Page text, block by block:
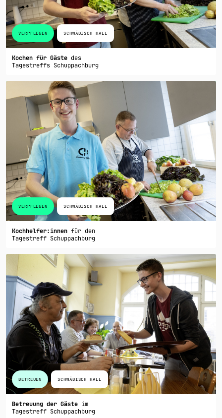
VERPFLEGEN SCHWÄBISCH HALL
Kochen für Gäste des
Tagestreffs Schuppachburg
VERPFLEGEN SCHWÄBISCH HALL
Kochhelfer:innen für den
Tagestreff Schuppachburg
BETREUEN SCHWÄBISCH HALL
Betreuung der Gäste im
Tagestreff Schuppachburg